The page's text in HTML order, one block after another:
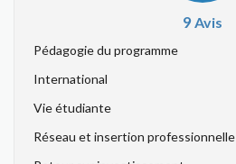
9Avis
Pédagogie du programme
International
Vie étudiante
Réseau et insertion professionnelle